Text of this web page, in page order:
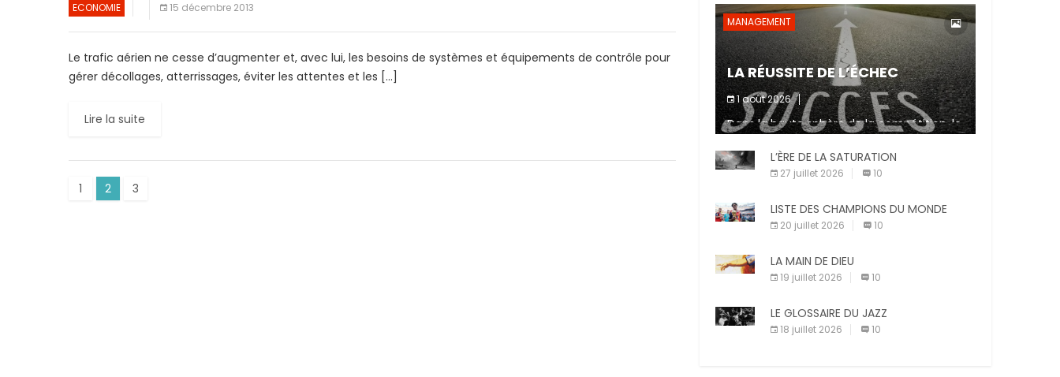
ECONOMIE 15 décembre 2013
Le trafic aérien ne cesse d’augmenter et, avec lui, les besoins de systèmes et équipements de contrôle pour
gérer décollages, atterrissages, éviter les attentes et les […]
Lire la suite
1 2 3
MANAGEMENT
LA RÉUSSITE DE L’ÉCHEC
1 août 2026
Dans la haute sphère de la compétition, le
fait de ne pas atteindre un objectif est un
signe d’incompétence et une source de
sanctions diverses (avertissement, […]
L’ÈRE DE LA SATURATION
27 juillet 2026 10
LISTE DES CHAMPIONS DU MONDE
20 juillet 2026 10
LA MAIN DE DIEU
19 juillet 2026 10
LE GLOSSAIRE DU JAZZ
18 juillet 2026 10